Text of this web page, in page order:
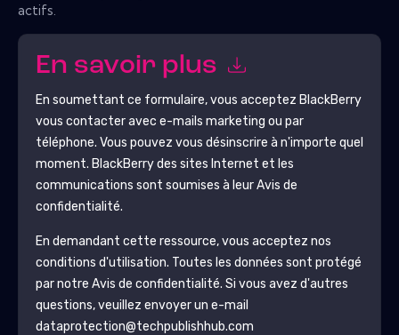
actifs.
En savoir plus
En soumettant ce formulaire, vous acceptez BlackBerry
vous contacter avec e-mails marketing ou par
téléphone. Vous pouvez vous désinscrire à n'importe quel
moment. BlackBerrydes sites Internet et les
communications sont soumises à leur Avis de
confidentialité.
En demandant cette ressource, vous acceptez nos
conditions d'utilisation. Toutes les données sont protégé
par notre Avis de confidentialité. Si vous avez d'autres
questions, veuillez envoyer un e-mail
dataprotection@techpublishhub.com